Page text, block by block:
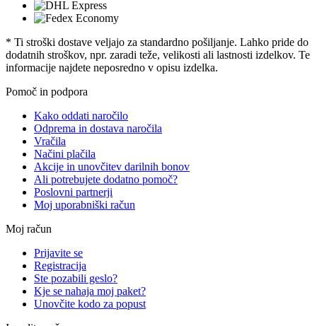
* Ti stroški dostave veljajo za standardno pošiljanje. Lahko pride do
dodatnih stroškov, npr. zaradi teže, velikosti ali lastnosti izdelkov. Te
informacije najdete neposredno v opisu izdelka.
Pomoč in podpora
Kako oddati naročilo
Odprema in dostava naročila
Vračila
Načini plačila
Akcije in unovčitev darilnih bonov
Ali potrebujete dodatno pomoč?
Poslovni partnerji
Moj uporabniški račun
Moj račun
Prijavite se
Registracija
Ste pozabili geslo?
Kje se nahaja moj paket?
Unovčite kodo za popust